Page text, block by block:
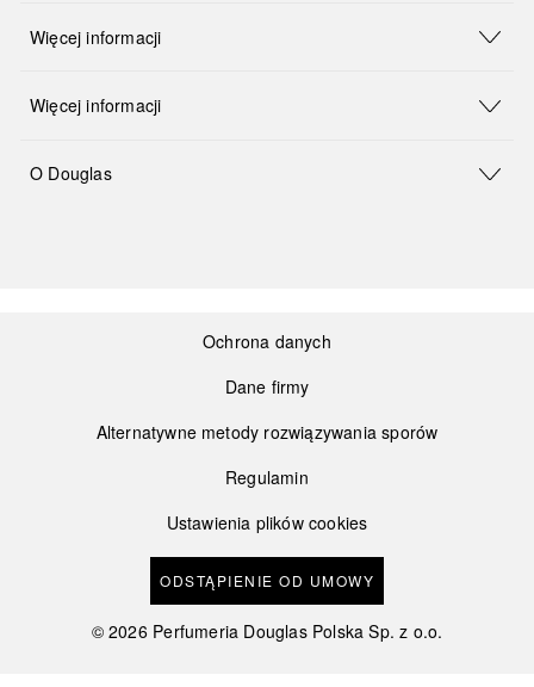
Więcej informacji
Więcej informacji
O Douglas
Ochrona danych
Dane firmy
Alternatywne metody rozwiązywania sporów
Regulamin
Ustawienia plików cookies
ODSTĄPIENIE OD UMOWY
©2026 Perfumeria Douglas Polska Sp. z o.o.